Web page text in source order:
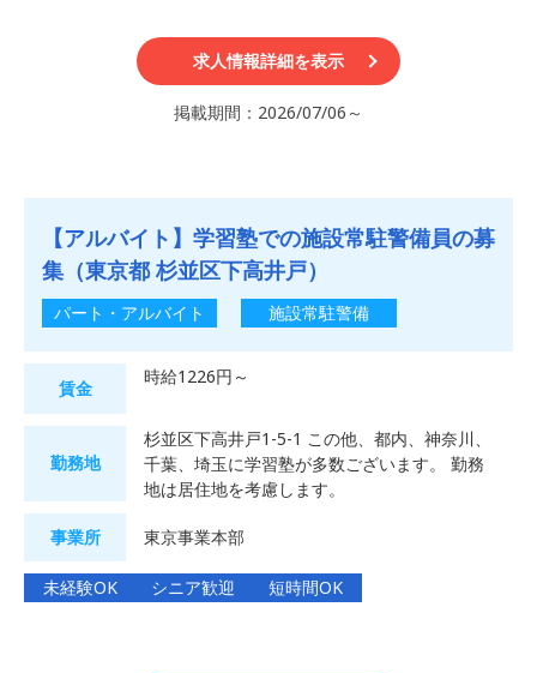
求人情報詳細を表示
掲載期間：2026/07/06～
【アルバイト】学習塾での施設常駐警備員の募
集（東京都 杉並区下高井戸）
パート・アルバイト 施設常駐警備
未経験OK シニア歓迎 短時間OK
賃金
時給1226円～
勤務地
杉並区下高井戸1-5-1 この他、都内、神奈川、
千葉、埼玉に学習塾が多数ございます。 勤務
地は居住地を考慮します。
事業所 東京事業本部